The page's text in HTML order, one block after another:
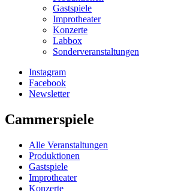
Gastspiele
Improtheater
Konzerte
Labbox
Sonderveranstaltungen
Instagram
Facebook
Newsletter
Cammerspiele
Alle Veranstaltungen
Produktionen
Gastspiele
Improtheater
Konzerte